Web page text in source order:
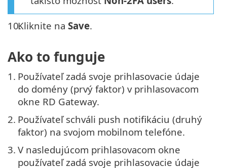
10.Kliknite na Save.
Ako to funguje
1. Používateľ zadá svoje prihlasovacie údaje
do domény (prvý faktor) v prihlasovacom
okne RD Gateway.
2. Používateľ schváli push notifikáciu (druhý
faktor) na svojom mobilnom telefóne.
3. V nasledujúcom prihlasovacom okne
používateľ zadá svoje prihlasovacie údaje